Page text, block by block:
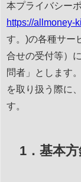
本プライバシー
https://allmoney-
す。)の各種サー
合せの受付等）
問者」とします
を取り扱う際に
す。
1．基本